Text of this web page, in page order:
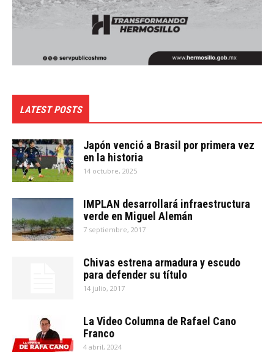
LATEST POSTS
Japón venció a Brasil por primera vez
en la historia
14 octubre, 2025
IMPLAN desarrollará infraestructura
verde en Miguel Alemán
7 septiembre, 2017
Chivas estrena armadura y escudo
para defender su título
14 julio, 2017
La Video Columna de Rafael Cano
Franco
4 abril, 2024